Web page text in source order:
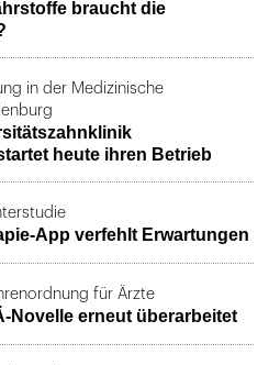
braucht die
in der Medizinische
heute ihren Betrieb
App verfehlt Erwartungen
für Ärzte
Novelle erneut überarbeitet